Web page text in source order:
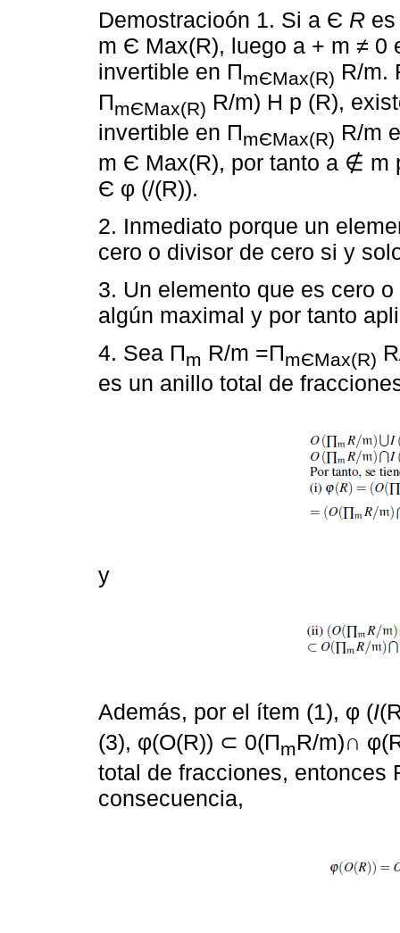
Demostracioón 1. Si a Є R
m Є Max(R), luego a + m ≠ 0
invertible en ПmЄMax(R) R/m.
ПmЄMax(R) R/m) H p (R),
invertible en ПmЄMax(R) R/m
m Є Max(R), por tanto a ∉ m
Є φ (/(R)).
2. Inmediato porque un
cero o divisor de cero si y
3. Un elemento que es cero
algún maximal y por tanto
4. Sea Пm R/m =ПmЄMax(R)
es un anillo total de
y
Además, por el ítem (1), φ (I
(3), φ(O(R)) ⊂ 0(ПmR/m)∩
total de fracciones, entonces
consecuencia,